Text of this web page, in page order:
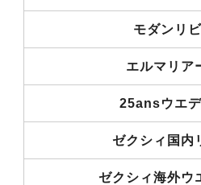
モダンリ
エルマリア
25ansウエ
ゼクシィ国内
ゼクシィ海外ウ